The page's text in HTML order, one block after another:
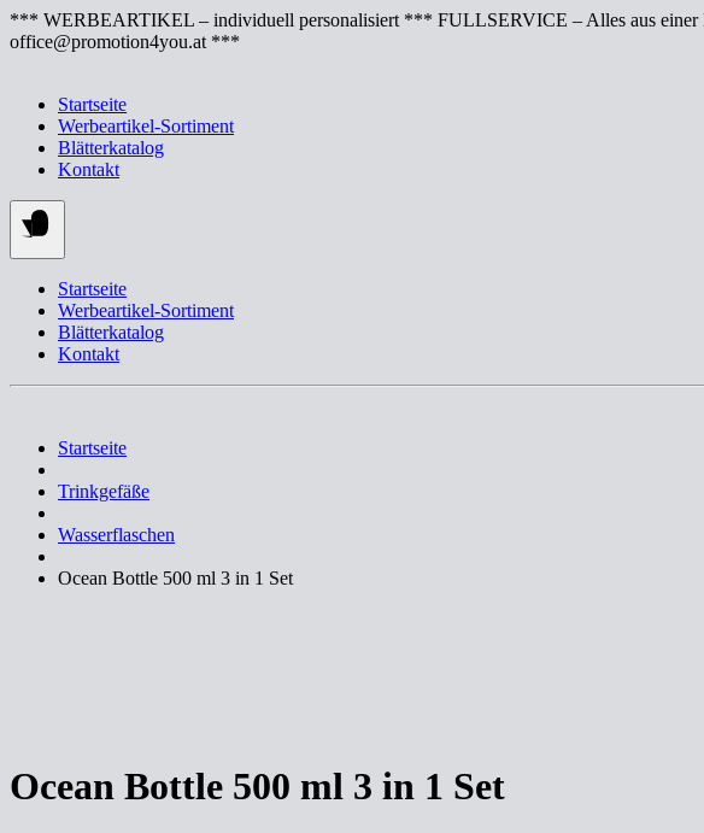
Springe
zum
*** WERBEARTIKEL – individuell personalisiert *** FULLSERVICE – Alles aus
office@promotion4you.at ***
Startseite
Werbeartikel-Sortiment
Blätterkatalog
Kontakt
Startseite
Werbeartikel-Sortiment
Blätterkatalog
Kontakt
Startseite
Trinkgefäße
Wasserflaschen
Ocean Bottle 500 ml 3 in 1 Set
Ocean Bottle 500 ml 3 in 1 Set